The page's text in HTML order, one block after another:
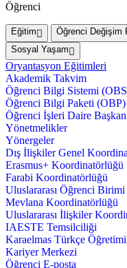
Öğrenci
Eğitim Öğrenci Değişim
Sosyal Yaşam
Oryantasyon Eğitimleri
Akademik Takvim
Öğrenci Bilgi Sistemi
Öğrenci Bilgi Paketi (OBP)
Öğrenci İşleri Daire
Yönetmelikler
Yönergeler
Dış İlişkiler Genel
Erasmus+ Koordinatörlüğü
Farabi Koordinatörlüğü
Uluslararası Öğrenci Birimi
Mevlana Koordinatörlüğü
Uluslararası İlişkiler
IAESTE Temsilciliği
Karaelmas Türkçe
Kariyer Merkezi
Öğrenci E-posta